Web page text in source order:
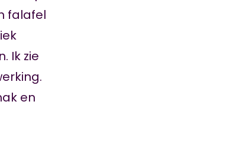
falafel
Ik zie
en